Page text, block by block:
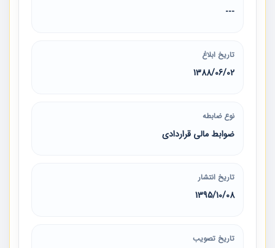
---
تاریخ ابلاغ
1388/06/02
نوع ضابطه
ضوابط مالی قراردادی
تاریخ انتشار
1395/10/08
تاریخ تصویب